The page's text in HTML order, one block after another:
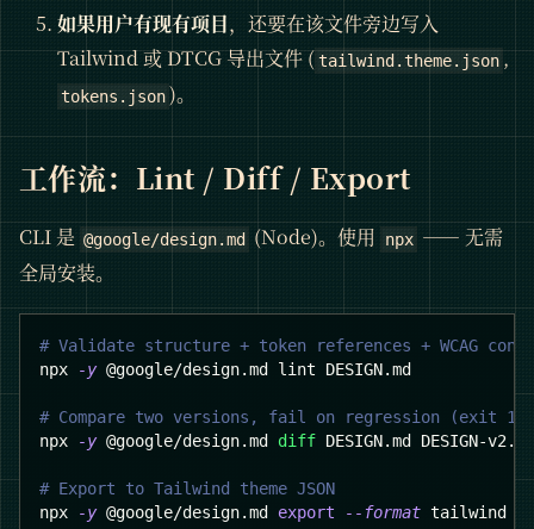
如果用户有现有项目，还要在该文件旁边写入
Tailwind 或 DTCG 导出文件 (tailwind.theme.json ,
tokens.json )。
工作流：Lint / Diff / Export
CLI 是 @google/design.md (Node)。使用 npx —— 无需
全局安装。
# Validate structure + token references + WCAG
npx
-y @google/design.md lint DESIGN.md
# Compare two versions, fail on regression (exit 1
npx
-y @google/design.md diff DESIGN.md DESIGN-v2.md
# Export to Tailwind theme JSON
npx
-y @google/design.md export --format tailwind